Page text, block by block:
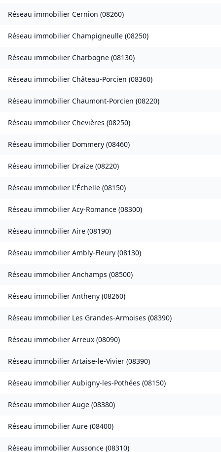
Réseau immobilier Cernion (08260)
Réseau immobilier Champigneulle (08250)
Réseau immobilier Charbogne (08130)
Réseau immobilier Château-Porcien (08360)
Réseau immobilier Chaumont-Porcien (08220)
Réseau immobilier Chevières (08250)
Réseau immobilier Dommery (08460)
Réseau immobilier Draize (08220)
Réseau immobilier L'Échelle (08150)
Réseau immobilier Acy-Romance (08300)
Réseau immobilier Aire (08190)
Réseau immobilier Ambly-Fleury (08130)
Réseau immobilier Anchamps (08500)
Réseau immobilier Antheny (08260)
Réseau immobilier Les Grandes-Armoises (08390)
Réseau immobilier Arreux (08090)
Réseau immobilier Artaise-le-Vivier (08390)
Réseau immobilier Aubigny-les-Pothées (08150)
Réseau immobilier Auge (08380)
Réseau immobilier Aure (08400)
Réseau immobilier Aussonce (08310)